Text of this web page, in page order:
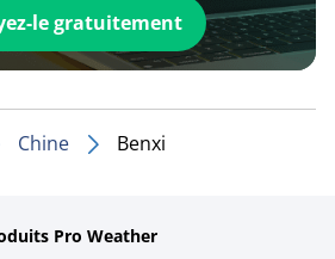
le gratuitement
Chine Benxi
Pro Weather